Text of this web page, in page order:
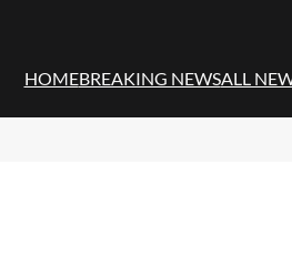
HOMEBREAKING NEWSALL